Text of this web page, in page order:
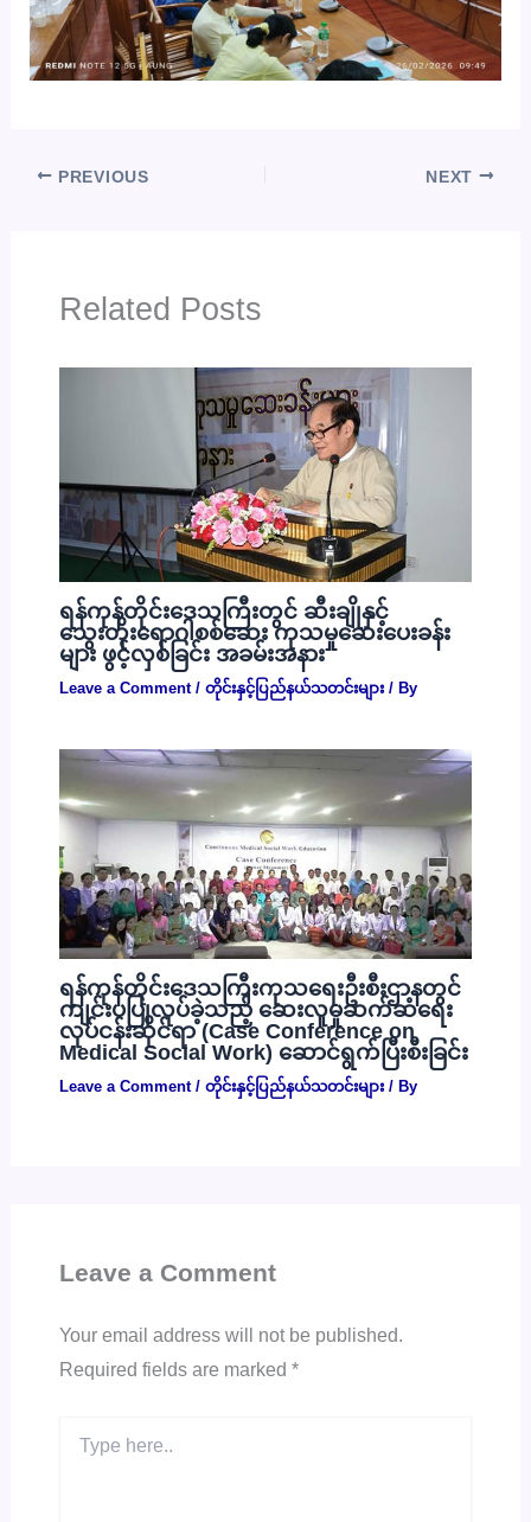
PREVIOUS NEXT
Related Posts
ရန်ကုန်တိုင်းဒေသကြီးတွင် ဆီးချိုနှင့်
သွေးတိုးရောဂါစစ်ဆေး ကုသမှုဆေးပေးခန်း
များ ဖွင့်လှစ်ခြင်း အခမ်းအနား
Leave a Comment / တိုင်းနှင့်ပြည်နယ်သတင်းများ/ By
ရန်ကုန်တိုင်းဒေသကြီးကုသရေးဦးစီးဌာနတွင်
ကျင်းပပြုလုပ်ခဲ့သည့် ဆေးလူမှုဆက်ဆံရေး
လုပ်ငန်းဆိုင်ရာ (Case Conference on
Medical Social Work) ဆောင်ရွက်ပြီးစီးခြင်း
Leave a Comment / တိုင်းနှင့်ပြည်နယ်သတင်းများ/ By
Leave a Comment
Your email address will not be published.
Required fields are marked *
here..